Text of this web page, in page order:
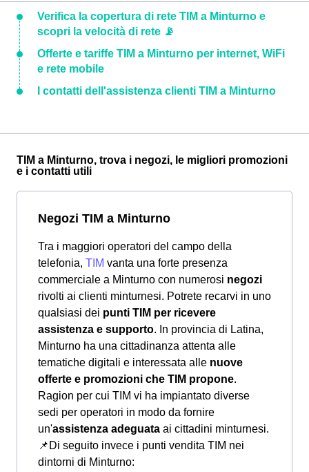
Verifica la copertura di rete TIM a Minturno e
scopri la velocità di rete 📡
Offerte e tariffe TIM a Minturno per internet, WiFi
e rete mobile
I contatti dell'assistenza clienti TIM a Minturno
TIM a Minturno, trova i negozi, le migliori promozioni
e i contatti utili
Negozi TIM a Minturno
Tra i maggiori operatori del campo della
telefonia, TIM vanta una forte presenza
commerciale a Minturno con numerosi negozi
rivolti ai clienti minturnesi. Potrete recarvi in uno
qualsiasi dei punti TIM per ricevere
assistenza e supporto. In provincia di Latina,
Minturno ha una cittadinanza attenta alle
tematiche digitali e interessata alle nuove
offerte e promozioni che TIM propone.
Ragion per cui TIM vi ha impiantato diverse
sedi per operatori in modo da fornire
un'assistenza adeguata ai cittadini minturnesi.
📌Di seguito invece i punti vendita TIM nei
dintorni di Minturno: